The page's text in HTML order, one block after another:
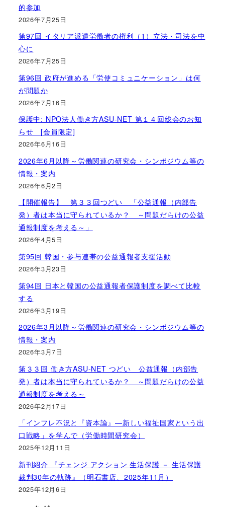
的参加
2026年7月25日
第97回 イタリア派遣労働者の権利（1）立法・司法を中
心に
2026年7月25日
第96回 政府が進める「労使コミュニケーション」は何
が問題か
2026年7月16日
保護中: NPO法人働き方ASU-NET 第１４回総会のお知
らせ [会員限定]
2026年6月16日
2026年6月以降～労働関連の研究会・シンポジウム等の
情報・案内
2026年6月2日
【開催報告】 第３３回つどい 「公益通報（内部告
発）者は本当に守られているか？ ～問題だらけの公益
通報制度を考える～」
2026年4月5日
第95回 韓国・参与連帯の公益通報者支援活動
2026年3月23日
第94回 日本と韓国の公益通報者保護制度を調べて比較
する
2026年3月19日
2026年3月以降～労働関連の研究会・シンポジウム等の
情報・案内
2026年3月7日
第３３回 働き方ASU-NET つどい 公益通報（内部告
発）者は本当に守られているか？ ～問題だらけの公益
通報制度を考える～
2026年2月17日
「インフレ不況と『資本論』―新しい福祉国家という出
口戦略」を学んで（労働時間研究会）
2025年12月11日
新刊紹介 『チェンジ アクション 生活保護 － 生活保護
裁判30年の軌跡』（明石書店、2025年11月）
2025年12月6日